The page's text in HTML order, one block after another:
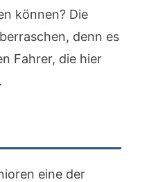
können? Die
denn es
Fahrer, die hier
eine der